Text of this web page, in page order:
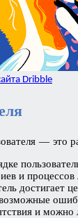
Dribble
— это
и процессов
достигает
и можно